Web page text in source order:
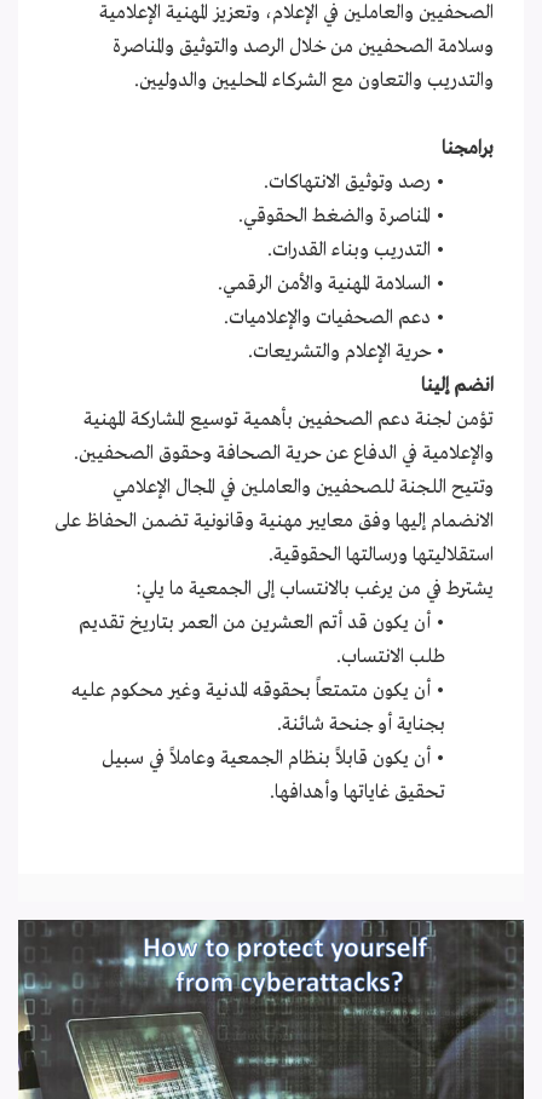
الصحفيين والعاملين في الإعلام، وتعزيز المهنية الإعلامية
وسلامة الصحفيين من خلال الرصد والتوثيق والمناصرة
والتدريب والتعاون مع الشركاء المحليين والدوليين.
برامجنا
• رصد وتوثيق الانتهاكات.
• المناصرة والضغط الحقوقي.
• التدريب وبناء القدرات.
• السلامة المهنية والأمن الرقمي.
• دعم الصحفيات والإعلاميات.
• حرية الإعلام والتشريعات.
انضم إلينا
تؤمن لجنة دعم الصحفيين بأهمية توسيع المشاركة المهنية
والإعلامية في الدفاع عن حرية الصحافة وحقوق الصحفيين.
وتتيح اللجنة للصحفيين والعاملين في المجال الإعلامي
الانضمام إليها وفق معايير مهنية وقانونية تضمن الحفاظ على
استقلاليتها ورسالتها الحقوقية.
يشترط في من يرغب بالانتساب إلى الجمعية ما يلي:
• أن يكون قد أتم العشرين من العمر بتاريخ تقديم
طلب الانتساب.
• أن يكون متمتعاً بحقوقه المدنية وغير محكوم عليه
بجناية أو جنحة شائنة.
• أن يكون قابلاً بنظام الجمعية وعاملاً في سبيل
تحقيق غاياتها وأهدافها.